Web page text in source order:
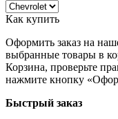
Как купить
Оформить заказ на
выбранные товары в
Корзина, проверьте
нажмите кнопку
Быстрый заказ